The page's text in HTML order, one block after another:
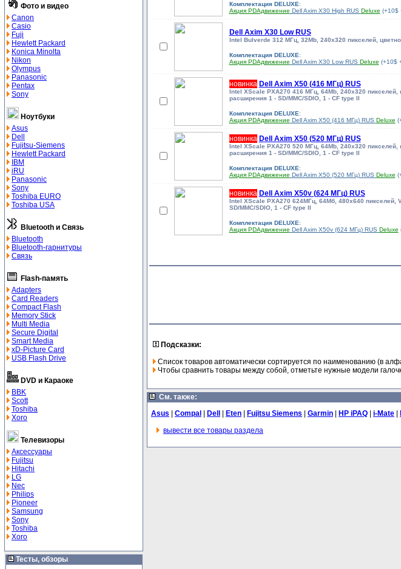
Фото и видео
Canon
Casio
Fuji
Hewlett Packard
Konica Minolta
Nikon
Olympus
Panasonic
Pentax
Sony
Ноутбуки
Asus
Dell
Fujitsu-Siemens
Hewlett Packard
IBM
iRU
Panasonic
Sony
Toshiba EURO
Toshiba USA
Bluetooth и Связь
Bluetooth
Bluetooth-гарнитуры
Связь
Flash-память
Adapters
Card Readers
Compact Flash
Memory Stick
Multi Media
Secure Digital
Smart Media
xD-Picture Card
USB Flash Drive
DVD и Караоке
BBK
Scott
Toshiba
Xoro
Телевизоры
Аксессуары
Fujitsu
Hitachi
LG
Nec
Philips
Pioneer
Samsung
Sony
Toshiba
Xoro
Тесты, обзоры
Комплектация DELUXE:
Акция PDAдвижение Dell Axim X30 High RUS Deluxe (+10$
Dell Axim X30 Low RUS
Intel Bulverde 312 МГц, 32Mb, 240x320 пикселей,
Комплектация DELUXE:
Акция PDAдвижение Dell Axim X30 Low RUS Deluxe (+10$
новинка Dell Axim X50 (416 МГц) RUS
Intel XScale PXA270 416 МГц, 64Mb, 240x320
расширения 1 - SD/MMC/SDIO, 1 - CF type II
Комплектация DELUXE:
Акция PDAдвижение Dell Axim X50 (416 МГц) RUS Deluxe
новинка Dell Axim X50 (520 МГц) RUS
Intel XScale PXA270 520 МГц, 64Mb, 240x320
расширения 1 - SD/MMC/SDIO, 1 - CF type II
Комплектация DELUXE:
Акция PDAдвижение Dell Axim X50 (520 МГц) RUS Deluxe
новинка Dell Axim X50v (624 МГц) RUS
Intel XScale PXA270 624МГц, 64Мб, 480x640 пикселей,
SD/MMC/SDIO, 1 - CF type II
Комплектация DELUXE:
Акция PDAдвижение Dell Axim X50v (624 МГц) RUS Deluxe
Подсказки:
Список товаров автоматически сортируется по наименованию (в
Чтобы сравнить товары между собой, отметьте нужные модели
См. также:
Asus
Compal Dell Eten Fujitsu Siemens Garmin HP iPAQ i-Mate
вывести все товары раздела